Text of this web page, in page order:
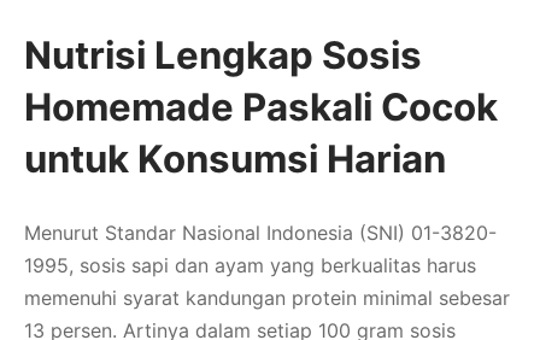
Nutrisi Lengkap Sosis
Homemade Paskali Cocok
untuk Konsumsi Harian
Menurut Standar Nasional Indonesia (SNI) 01-3820-
1995, sosis sapi dan ayam yang berkualitas harus
memenuhi syarat kandungan protein minimal sebesar
13 persen. Artinya dalam setiap 100 gram sosis